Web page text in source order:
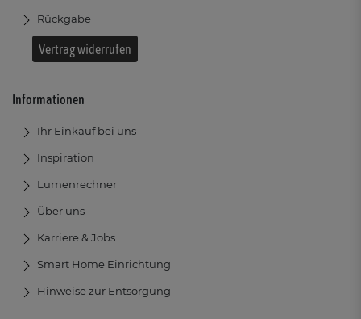
Rückgabe
Vertrag widerrufen
Informationen
Ihr Einkauf bei uns
Inspiration
Lumenrechner
Über uns
Karriere & Jobs
Smart Home Einrichtung
Hinweise zur Entsorgung